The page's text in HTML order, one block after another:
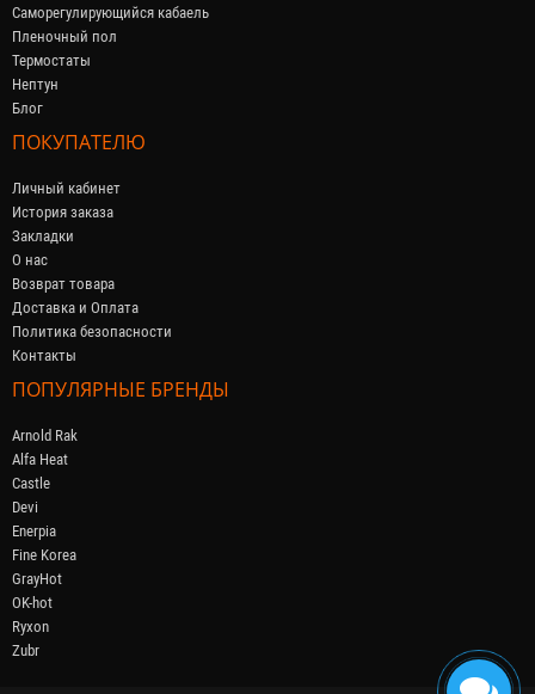
Саморегулирующийся кабaель
Пленочный пол
Термостаты
Нептун
Блог
ПОКУПАТЕЛЮ
Личный кабинет
История заказа
Закладки
О нас
Возврат товара
Доставка и Оплата
Политика безопасности
Контакты
ПОПУЛЯРНЫЕ БРЕНДЫ
Arnold Rak
Alfa Heat
Castle
Devi
Enerpia
Fine Korea
GrayHot
OK-hot
Ryxon
Zubr